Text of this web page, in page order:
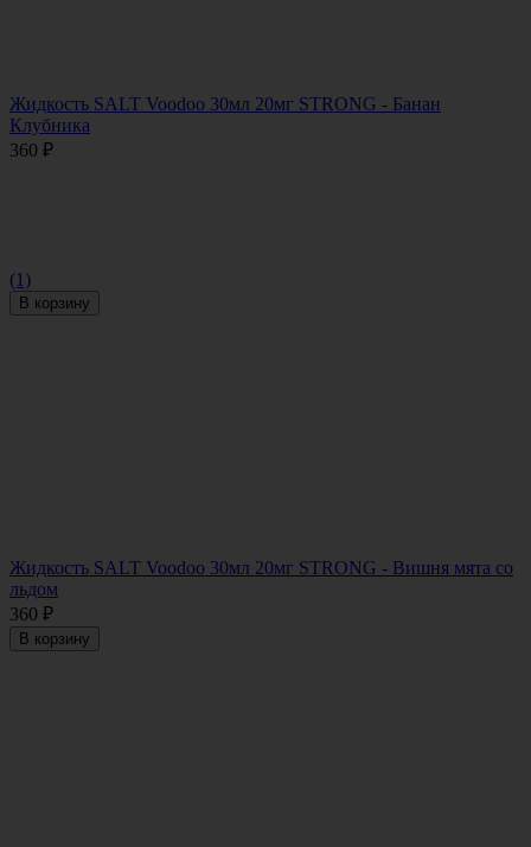
Жидкость SALT Voodoo 30мл 20мг STRONG - Банан
Клубника
360 ₽
(1)
В корзину
Жидкость SALT Voodoo 30мл 20мг STRONG - Вишня мята со
льдом
360 ₽
В корзину